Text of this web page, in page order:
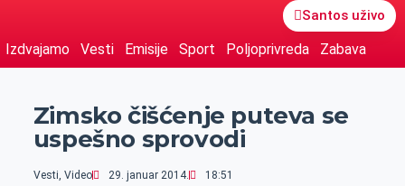
Santos uživo
Izdvajamo Vesti Emisije Sport Poljoprivreda Zabava
Zimsko čišćenje puteva se
uspešno sprovodi
Vesti, Video 29. januar 2014. 18:51